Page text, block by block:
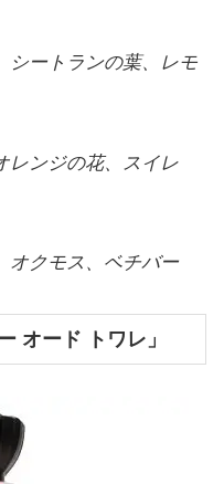
シートランの葉、レモ
レンジの花、スイレ
オクモス、ベチバー
オード トワレ」